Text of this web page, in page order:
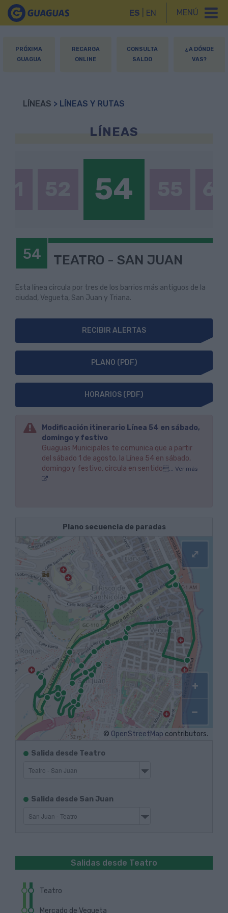
MENÚ
ES EN
PRÓXIMA
GUAGUA
RECARGA
ONLINE
CONSULTA
SALDO
¿A DÓNDE
VAS?
LÍNEAS > LÍNEAS Y RUTAS
LÍNEAS
54
54 TEATRO - SAN JUAN
Esta línea circula por tres de los barrios más antiguos de la
ciudad, Vegueta, San Juan y Triana.
RECIBIR ALERTAS
PLANO (PDF)
HORARIOS (PDF)
Modificación itinerario Línea 54 en sábado,
domingo y festivo
Guaguas Municipales te comunica que a partir
del sábado 1 de agosto, la Línea 54 en sábado,
domingo y festivo, circula en sentido... Ver más
Plano secuencia de paradas
+
−
© OpenStreetMap contributors.
⤢
Salida desde Teatro
de
Ida
Salida desde San Juan
de
Vuelta
Salidas desde Teatro
Teatro
Mercado de Vegueta